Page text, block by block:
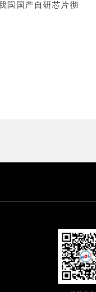
国国产自研芯片彻